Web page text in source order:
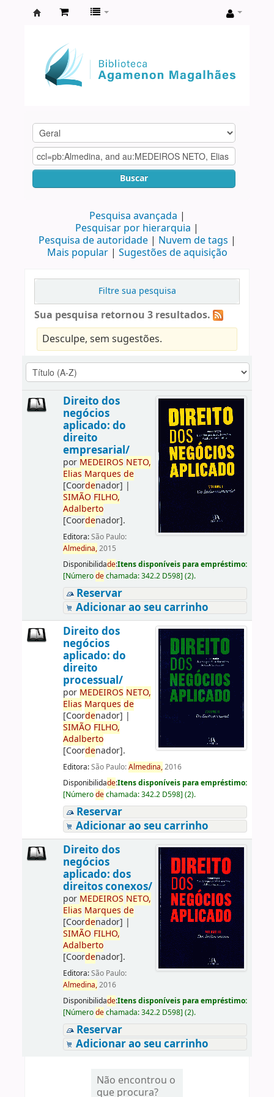
Agamenon
Magalhães
Buscar
Pesquisa avançada
Pesquisar por hierarquia
Pesquisa de autoridade
Nuvem de tags
Mais popular
Sugestões de aquisição
Filtre sua pesquisa
Sua pesquisa retornou 3 resultados.
Desculpe, sem sugestões.
Direito dos
negócios
aplicado: do
direito
empresarial/
por MEDEIROS NETO,
Elias Marques de
[Coordenador] |
SIMÃO FILHO,
Adalberto
[Coordenador].
Editora:São Paulo:
Almedina,2015
Disponibilidade:Itens disponíveis para empréstimo:
[Númerodechamada:342.2 D598] (2).
Reservar
Adicionar ao seu carrinho
Direito dos
negócios
aplicado: do
direito
processual/
por MEDEIROS NETO,
Elias Marques de
[Coordenador] |
SIMÃO FILHO,
Adalberto
[Coordenador].
Editora:São Paulo:Almedina,2016
Disponibilidade:Itens disponíveis para empréstimo:
[Númerodechamada:342.2 D598] (2).
Reservar
Adicionar ao seu carrinho
Direito dos
negócios
aplicado: dos
direitos conexos/
por MEDEIROS NETO,
Elias Marques de
[Coordenador] |
SIMÃO FILHO,
Adalberto
[Coordenador].
Editora:São Paulo:
Almedina,2016
Disponibilidade:Itens disponíveis para empréstimo:
[Númerodechamada:342.2 D598] (2).
Reservar
Adicionar ao seu carrinho
Não encontrou o
que procura?